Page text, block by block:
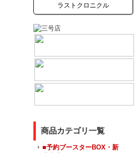
ラストクロニクル
商品カテゴリ一覧
■予約ブースターBOX・新